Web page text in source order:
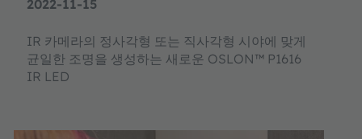
2022-11-15
IR 카메라의 정사각형 또는 직사각형 시야에 맞게
균일한 조명을 생성하는 새로운 OSLON™ P1616
IR LED